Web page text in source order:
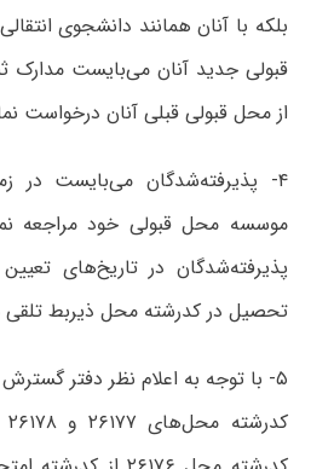
بلکه با آنان همانند دانشجوی
قبولی جدید آنان می‌بایست مدارک
از محل قبولی قبلی آنان درخواست
۴- پذیرفته‌شدگان می‌بایست در
موسسه محل قبولی خود مراجعه
پذیرفته‌شدگان در تاریخ‌های
تحصیل در کدرشته محل ذیربط
۵- با توجه به اعلام نظر دفتر